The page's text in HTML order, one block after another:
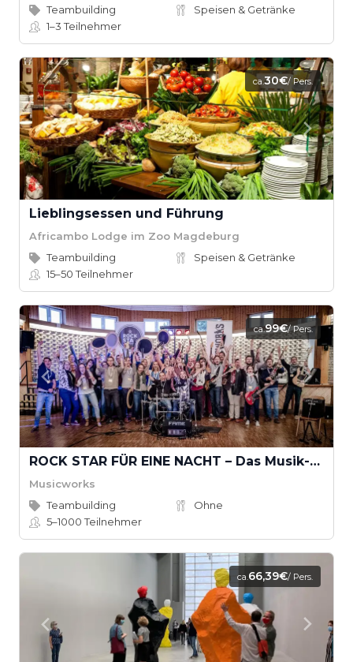
Teambuilding
Speisen & Getränke
1–3Teilnehmer
ca.30€/ Pers.
Lieblingsessen und Führung
Africambo Lodge im Zoo Magdeburg
Teambuilding
Speisen & Getränke
15–50Teilnehmer
ca.99€/ Pers.
ROCK STAR FÜR EINE NACHT – Das Musik-Event, das wirklich rockt
Musicworks
Teambuilding
Ohne
5–1000Teilnehmer
ca.66,39€/ Pers.